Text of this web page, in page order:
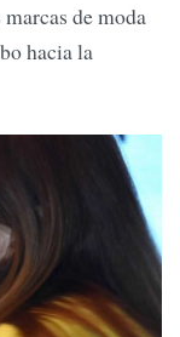
de moda
hacia la